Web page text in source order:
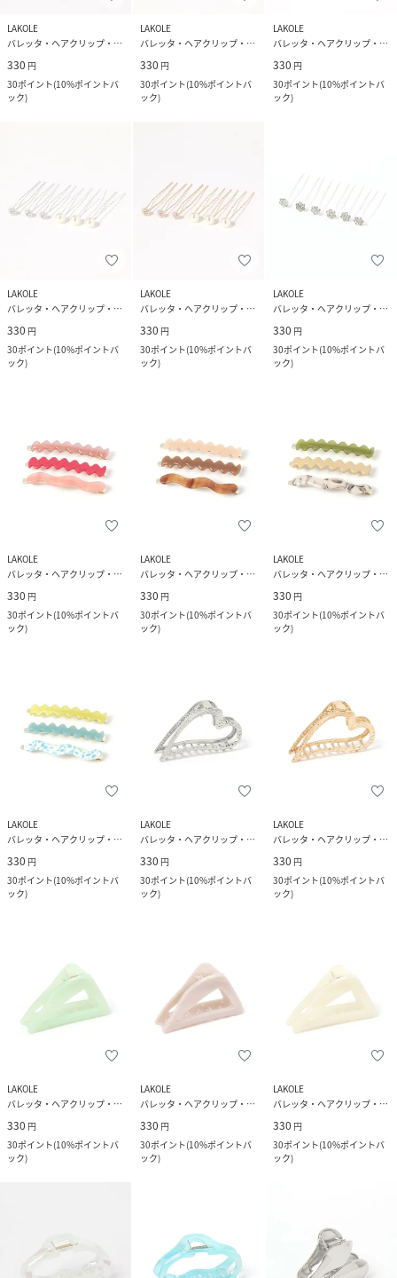
LAKOLE
バレッタ・ヘアクリップ・ヘアピン
330 円
30ポイント(10%ポイントバ
ック)
LAKOLE
バレッタ・ヘアクリップ・ヘアピン
330 円
30ポイント(10%ポイントバ
ック)
LAKOLE
バレッタ・ヘアクリップ・ヘアピン
330 円
30ポイント(10%ポイントバ
ック)
LAKOLE
バレッタ・ヘアクリップ・ヘアピン
330 円
30ポイント(10%ポイントバ
ック)
LAKOLE
バレッタ・ヘアクリップ・ヘアピン
330 円
30ポイント(10%ポイントバ
ック)
LAKOLE
バレッタ・ヘアクリップ・ヘアピン
330 円
30ポイント(10%ポイントバ
ック)
LAKOLE
バレッタ・ヘアクリップ・ヘアピン
330 円
30ポイント(10%ポイントバ
ック)
LAKOLE
バレッタ・ヘアクリップ・ヘアピン
330 円
30ポイント(10%ポイントバ
ック)
LAKOLE
バレッタ・ヘアクリップ・ヘアピン
330 円
30ポイント(10%ポイントバ
ック)
LAKOLE
バレッタ・ヘアクリップ・ヘアピン
330 円
30ポイント(10%ポイントバ
ック)
LAKOLE
バレッタ・ヘアクリップ・ヘアピン
330 円
30ポイント(10%ポイントバ
ック)
LAKOLE
バレッタ・ヘアクリップ・ヘアピン
330 円
30ポイント(10%ポイントバ
ック)
LAKOLE
バレッタ・ヘアクリップ・ヘアピン
330 円
30ポイント(10%ポイントバ
ック)
LAKOLE
バレッタ・ヘアクリップ・ヘアピン
330 円
30ポイント(10%ポイントバ
ック)
LAKOLE
バレッタ・ヘアクリップ・ヘアピン
330 円
30ポイント(10%ポイントバ
ック)